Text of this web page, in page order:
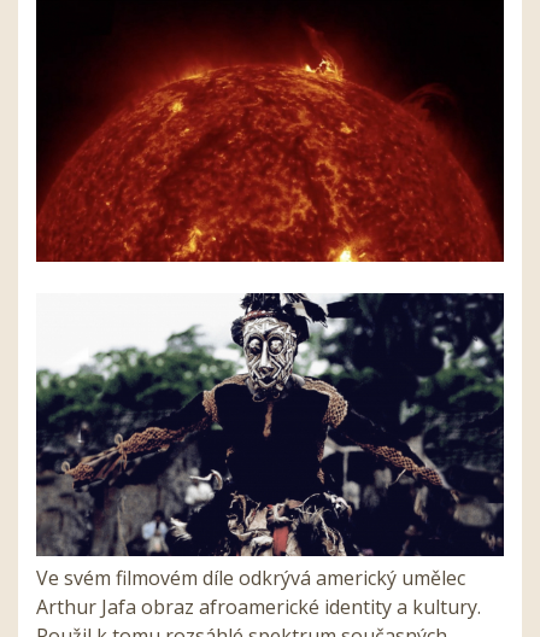
Ve svém filmovém díle odkrývá americký umělec
Arthur Jafa obraz afroamerické identity a kultury.